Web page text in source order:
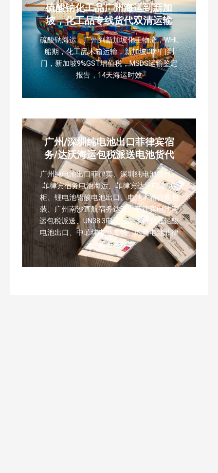
硫酸钠化工品广州海运到新加
坡，化工品专线货代双清运输
硫酸钠海运，广州到新加坡化工物流，WHL
船期，化工品木箱运输，新加坡DDP门到
门，新加坡9%GST增值税，MSDS运输鉴定
报告，14天海运时效
广州/深圳纯电池出口菲律宾宿
务/达沃海运包税派送电池货代
广州纯电池出口菲律宾、深圳纯电池货代、
菲律宾宿务电池海运、菲律宾达沃电池DG
柜、锂电池铅酸电池出口、电池木箱合规包
装、广州南沙直航宿务达沃、菲律宾电池海
运包税派送、UN38.3电池报关、危包证铅酸
电池出口、中菲纯电池专线、内置电池菲律
宾海运